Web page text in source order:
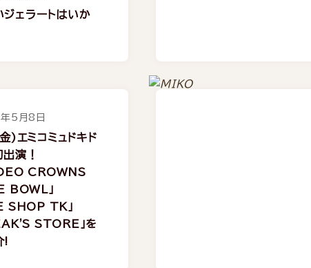
ジェラートはいか
5月8日
エミコミュドキド
演！
CROWNS
BOWL」
SHOP TK」
STORE」を
!